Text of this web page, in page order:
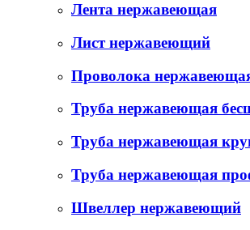
Лента нержавеющая
Лист нержавеющий
Проволока
Труба нержавеющая
Труба нержавеющая
Труба нержавеющая
Швеллер нержавеющий